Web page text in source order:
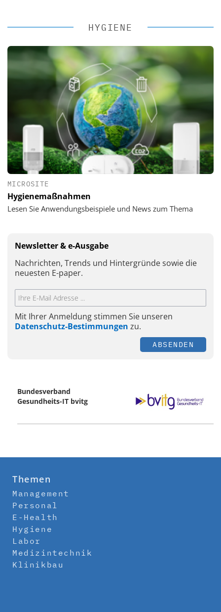
HYGIENE
MICROSITE
Hygienemaßnahmen
Lesen Sie Anwendungsbeispiele und News zum Thema
Newsletter & e-Ausgabe
Nachrichten, Trends und Hintergründe sowie die
neuesten E-paper.
Mit Ihrer Anmeldung stimmen Sie unseren
Datenschutz-Bestimmungen zu.
ABSENDEN
Bundesverband
Gesundheits-IT bvitg
Themen
Management
Personal
E-Health
Hygiene
Labor
Medizintechnik
Klinikbau